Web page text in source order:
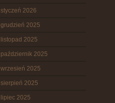
styczeń 2026
grudzień 2025
listopad 2025
październik 2025
wrzesień 2025
sierpień 2025
lipiec 2025